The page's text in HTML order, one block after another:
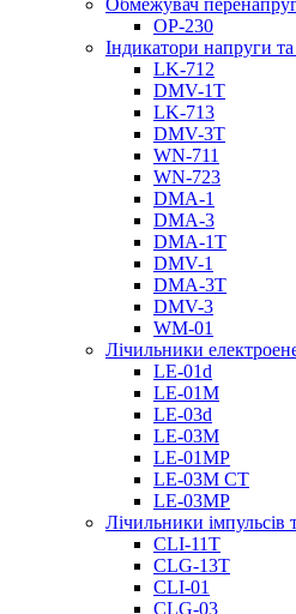
Обмежувач
OP-230
Індикатори напруги
LK-712
DMV-1T
LK-713
DMV-3T
WN-711
WN-723
DMA-1
DMA-3
DMA-1T
DMV-1
DMА-3T
DMV-3
WM-01
Лічильники
LE-01d
LE-01M
LE-03d
LE-03M
LE-01MP
LE-03M CT
LE-03MP
Лічильники імпульсів
CLI-11T
CLG-13T
CLI-01
CLG-03